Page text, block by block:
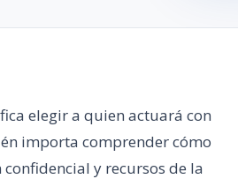
elegir a quien actuará con
importa comprender cómo
y recursos de la